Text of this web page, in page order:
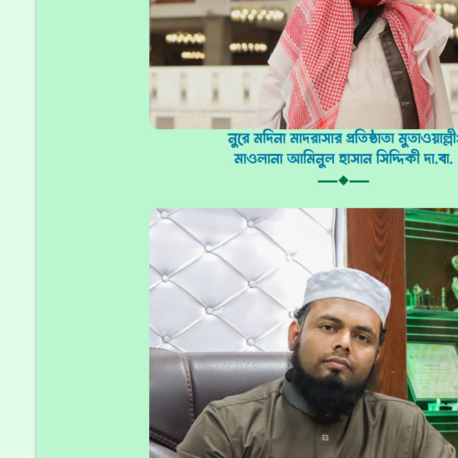
নুরে মদিনা মাদরাসার প্রতিষ্ঠাতা
মাওলানা আমিনুল হাসান সিদ্দিকী দা.বা.